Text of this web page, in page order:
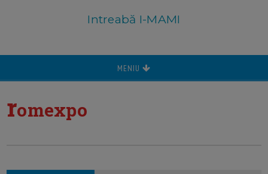
Intreabă I-MAMI
MENIU
romexpo